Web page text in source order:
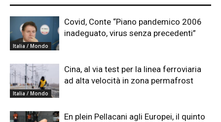
Italia / Mondo
Covid, Conte “Piano pandemico 2006
inadeguato, virus senza precedenti”
Italia / Mondo
Cina, al via test per la linea ferroviaria
ad alta velocità in zona permafrost
En plein Pellacani agli Europei, il quinto